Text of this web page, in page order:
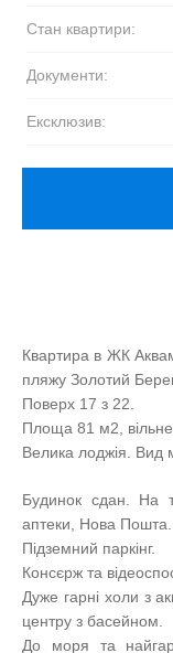
Стан квартири:
Документи:
Ексклюзив:
Квартира в ЖК
пляжу Золотий
Поверх 17 з 22.
Площа 81 м2, вільне
Велика лоджія. Вид
Будинок сдан. На
аптеки, Нова Пошта.
Підземний паркінг.
Консєрж та
Дуже гарні холи з
центру з басейном.
До моря та